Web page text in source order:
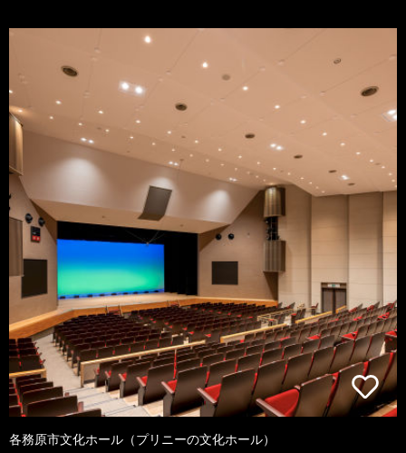
各務原市文化ホール（プリニーの文化ホール）